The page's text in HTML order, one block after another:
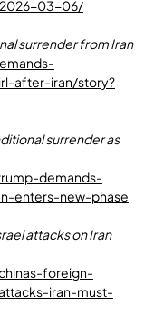
2026-03-06/
surrender from Iran
after-iran/story?
surrender as
demands-
enters-new-phase
attacks on Iran
foreign-
iran-must-